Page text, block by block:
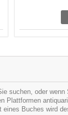
suchen, oder
Plattformen
eines Buches wird